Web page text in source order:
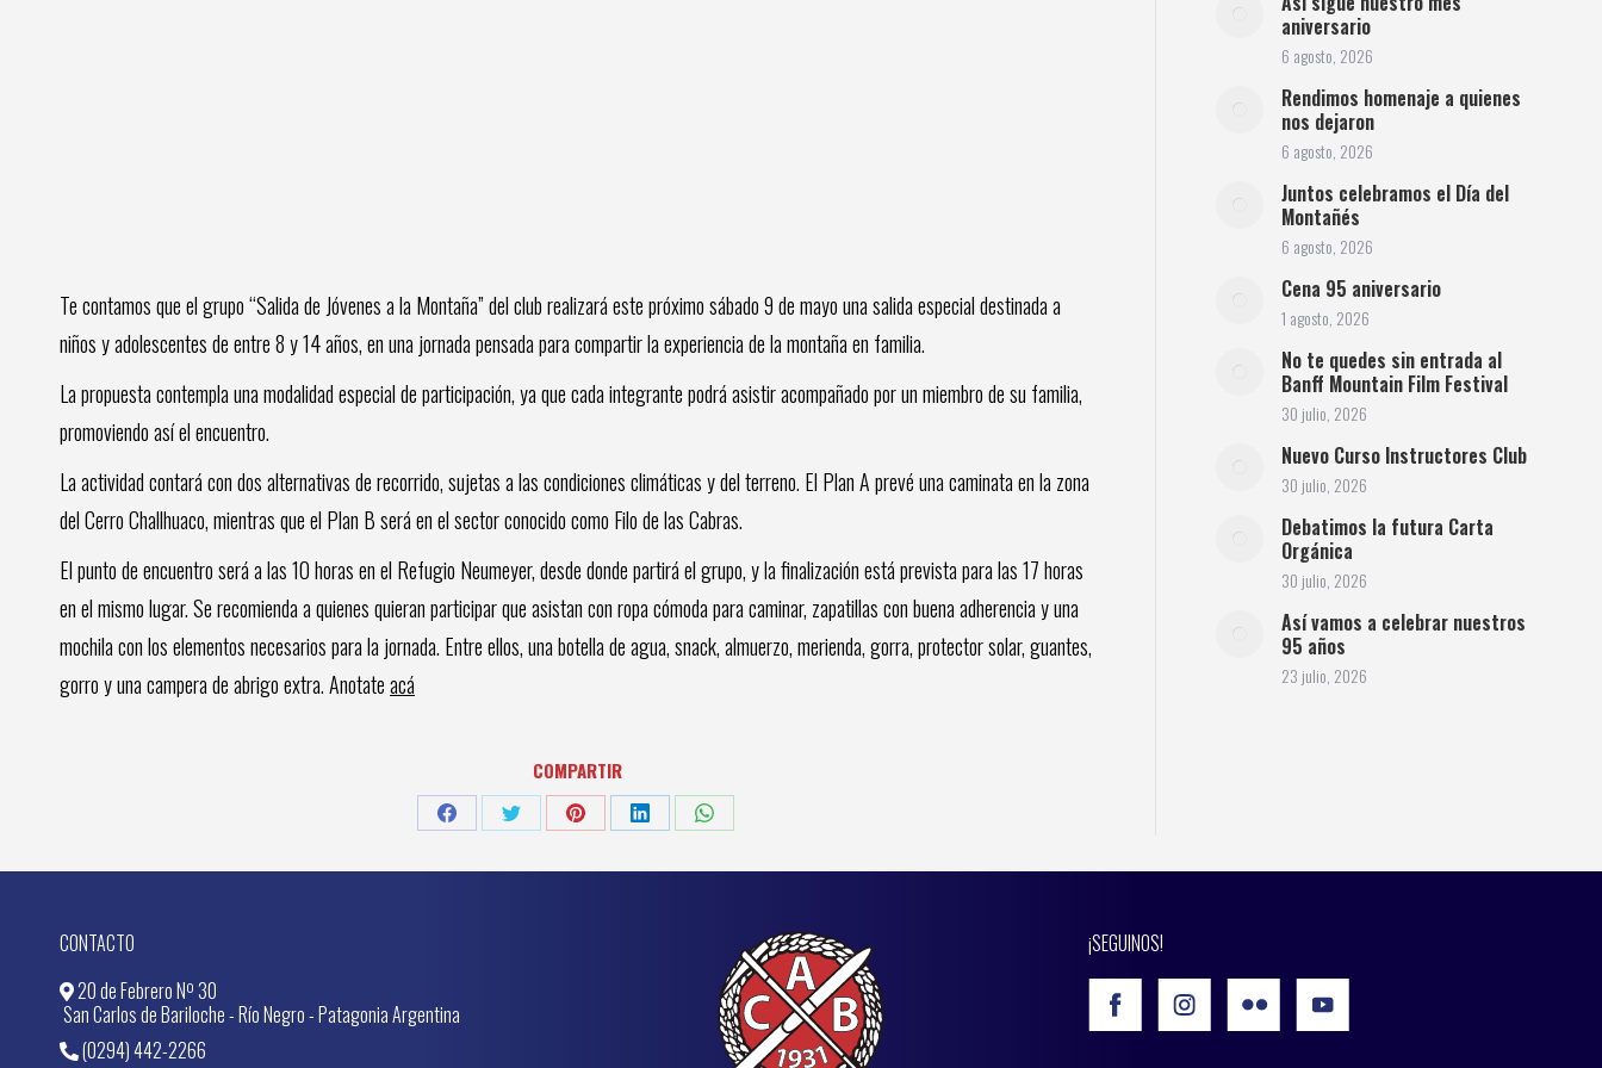
Te contamos que el grupo “Salida de Jóvenes a la Montaña” del club realizará este próximo sábado 9 de mayo una salida especial destinada a
niños y adolescentes de entre 8 y 14 años, en una jornada pensada para compartir la experiencia de la montaña en familia.
La propuesta contempla una modalidad especial de participación, ya que cada integrante podrá asistir acompañado por un miembro de su familia,
promoviendo así el encuentro.
La actividad contará con dos alternativas de recorrido, sujetas a las condiciones climáticas y del terreno. El Plan A prevé una caminata en la zona
del Cerro Challhuaco, mientras que el Plan B será en el sector conocido como Filo de las Cabras.
El punto de encuentro será a las 10 horas en el Refugio Neumeyer, desde donde partirá el grupo, y la finalización está prevista para las 17 horas
en el mismo lugar. Se recomienda a quienes quieran participar que asistan con ropa cómoda para caminar, zapatillas con buena adherencia y una
mochila con los elementos necesarios para la jornada. Entre ellos, una botella de agua, snack, almuerzo, merienda, gorra, protector solar, guantes,
gorro y una campera de abrigo extra. Anotateacá
COMPARTIR
Share
on
Share
on
Share
on
Share
on
Share
on
aniversario
6 agosto, 2026
Rendimos homenaje a quienes
nos dejaron
6 agosto, 2026
Juntos celebramos el Día del
Montañés
6 agosto, 2026
Cena 95 aniversario
1 agosto, 2026
No te quedes sin entrada al
Banff Mountain Film Festival
30 julio, 2026
Nuevo Curso Instructores Club
30 julio, 2026
Debatimos la futura Carta
Orgánica
30 julio, 2026
Así vamos a celebrar nuestros
95 años
23 julio, 2026
CONTACTO
20 de Febrero Nº 30
San Carlos de Bariloche - Río Negro - Patagonia Argentina
(0294) 442-2266
¡SEGUINOS!